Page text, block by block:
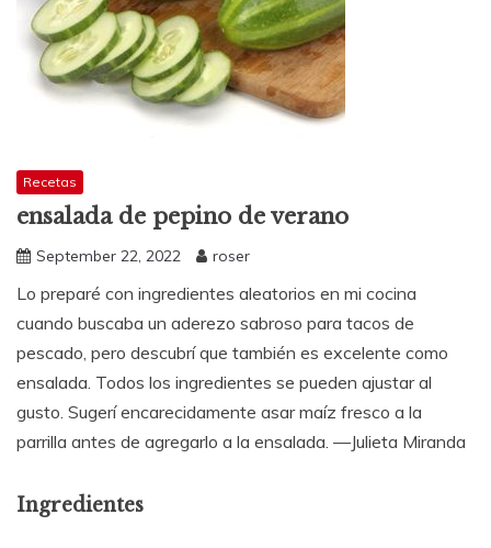
Recetas
ensalada de pepino de verano
September 22, 2022 roser
Lo preparé con ingredientes aleatorios en mi cocina
cuando buscaba un aderezo sabroso para tacos de
pescado, pero descubrí que también es excelente como
ensalada. Todos los ingredientes se pueden ajustar al
gusto. Sugerí encarecidamente asar maíz fresco a la
parrilla antes de agregarlo a la ensalada. —Julieta Miranda
Ingredientes